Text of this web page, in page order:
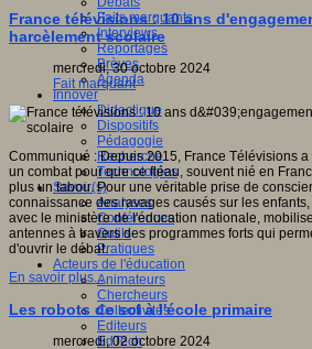
Faits marquants
Interviews
Reportages
Brèves
Agenda
Innover
Didactique
Dispositifs
Pédagogie
Recherche
Technologies
Savoir(s)
Analyses
Conférences
Outils
Pratiques
Acteurs de l'éducation
Animateurs
Chercheurs
Collectivités
Editeurs
EdTech
France télévisions : 10 ans
harcèlement scolaire
mercredi, 30 octobre 2024
Fait marquant
Communiqué : Depuis 2015, France Télévisions
un combat pour que ce fléau, souvent nié en
plus un tabou. Pour une véritable prise de
connaissance des ravages causés sur les
avec le ministère de l'éducation nationale,
antennes à travers des programmes forts qui
d'ouvrir le débat.
En savoir plus...
Les robots de sol à l'école primaire
mercredi, 02 octobre 2024